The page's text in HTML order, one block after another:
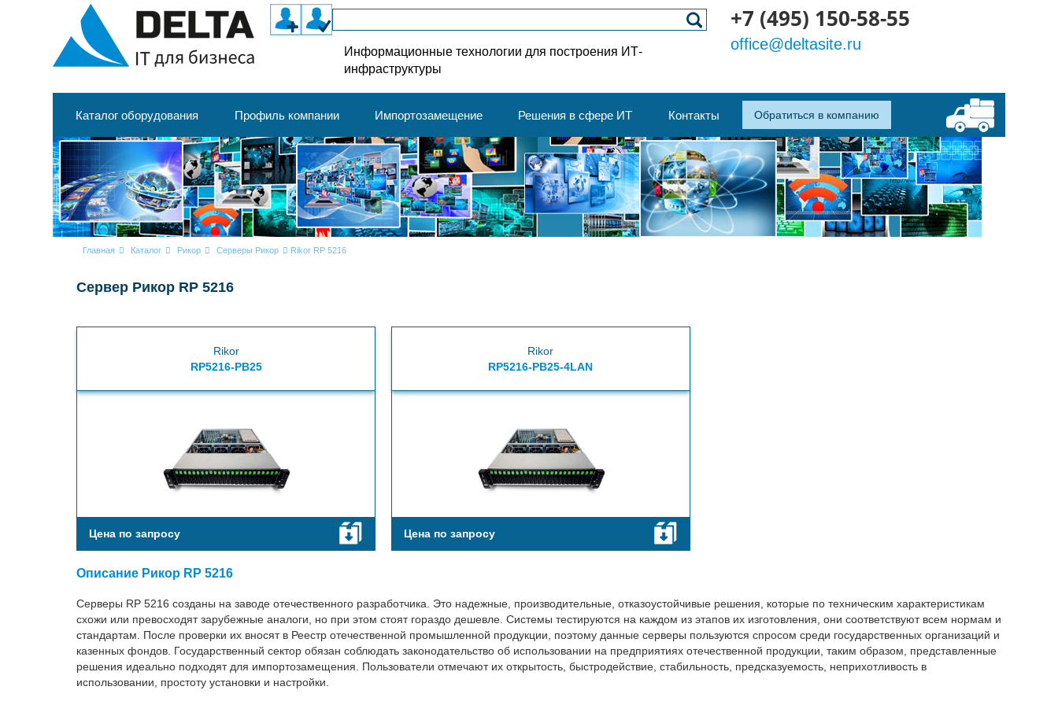
Информационные технологии для построения ИТ-
инфраструктуры
+7 (495) 150-58-55
office@deltasite.ru
Каталог оборудования Профиль компании Импортозамещение Решения в сфере ИТ Контакты Обратиться в компанию
Главная Каталог Рикор Серверы Рикор Rikor RP 5216
Сервер Рикор RP 5216
Rikor
RP5216-PB25
Цена по запросу
Rikor
RP5216-PB25-4LAN
Цена по запросу
Описание Рикор RP 5216
Серверы RP 5216 созданы на заводе отечественного разработчика. Это надежные, производительные, отказоустойчивые решения, которые по техническим характеристикам
схожи или превосходят зарубежные аналоги, но при этом стоят гораздо дешевле. Системы тестируются на каждом из этапов их изготовления, они соответствуют всем нормам и
стандартам. После проверки их вносят в Реестр отечественной промышленной продукции, поэтому данные серверы пользуются спросом среди государственных организаций и
казенных фондов. Государственный сектор обязан соблюдать законодательство об использовании на предприятиях отечественной продукции, таким образом, представленные
решения идеально подходят для импортозамещения. Пользователи отмечают их открытость, быстродействие, стабильность, предсказуемость, неприхотливость в
использовании, простоту установки и настройки.